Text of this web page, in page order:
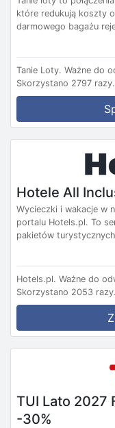
które redukują koszty
darmowego bagażu
Tanie Loty. Ważne do
Skorzystano 2797 razy.
Hotele All
Wycieczki i wakacje w
portalu Hotels.pl. To
pakietów
Hotels.pl. Ważne do
Skorzystano 2053 razy.
TUI Lato 2027
-30%